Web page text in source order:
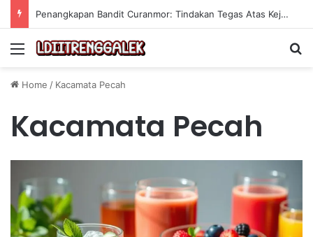
Penangkapan Bandit Curanmor: Tindakan Tegas Atas Kejahatan Sepeda Motor
Menu
Home / Kacamata Pecah
Kacamata Pecah